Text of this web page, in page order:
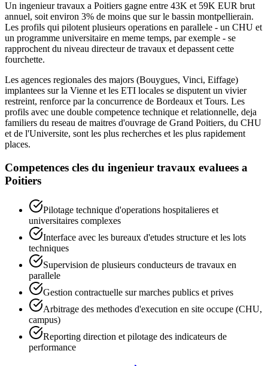
Un ingenieur travaux a Poitiers gagne entre 43K et 59K EUR brut
annuel, soit environ 3% de moins que sur le bassin montpellierain.
Les profils qui pilotent plusieurs operations en parallele - un CHU et
un programme universitaire en meme temps, par exemple - se
rapprochent du niveau directeur de travaux et depassent cette
fourchette.
Les agences regionales des majors (Bouygues, Vinci, Eiffage)
implantees sur la Vienne et les ETI locales se disputent un vivier
restreint, renforce par la concurrence de Bordeaux et Tours. Les
profils avec une double competence technique et relationnelle, deja
familiers du reseau de maitres d'ouvrage de Grand Poitiers, du CHU
et de l'Universite, sont les plus recherches et les plus rapidement
places.
Competences cles du ingenieur travaux evaluees a
Poitiers
Pilotage technique d'operations hospitalieres et
universitaires complexes
Interface avec les bureaux d'etudes structure et les lots
techniques
Supervision de plusieurs conducteurs de travaux en
parallele
Gestion contractuelle sur marches publics et prives
Arbitrage des methodes d'execution en site occupe (CHU,
campus)
Reporting direction et pilotage des indicateurs de
performance